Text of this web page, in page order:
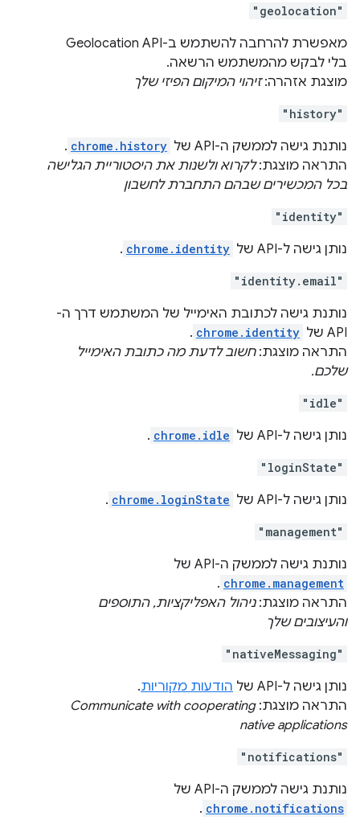
"geolocation"
מאפשרת להרחבה להשתמש ב-Geolocation API
בלי לבקש מהמשתמש הרשאה.
מוצגת אזהרה:זיהוי המיקום הפיזי שלך
"history"
נותנת גישה לממשק ה-API של chrome.history
.
התראה מוצגת:לקרוא ולשנות את היסטוריית הגלישה
בכל המכשירים שבהם התחברת לחשבון
"identity"
נותן גישה ל-API של chrome.identity
.
"identity.email"
נותנת גישה לכתובת האימייל של המשתמש דרך ה-
API של
chrome.identity
.
התראה מוצגת:חשוב לדעת מה כתובת האימייל
שלכם.
"idle"
נותן גישה ל-API של chrome.idle
.
"loginState"
נותן גישה ל-API של chrome.loginState
.
"management"
נותנת גישה לממשק ה-API של
chrome.management
.
התראה מוצגת:ניהול האפליקציות, התוספים
והעיצובים שלך
"nativeMessaging"
נותן גישה ל-API של הודעות מקוריות.
התראה מוצגת:Communicate with cooperating
native applications
"notifications"
נותנת גישה לממשק ה-API של
chrome.notifications
.